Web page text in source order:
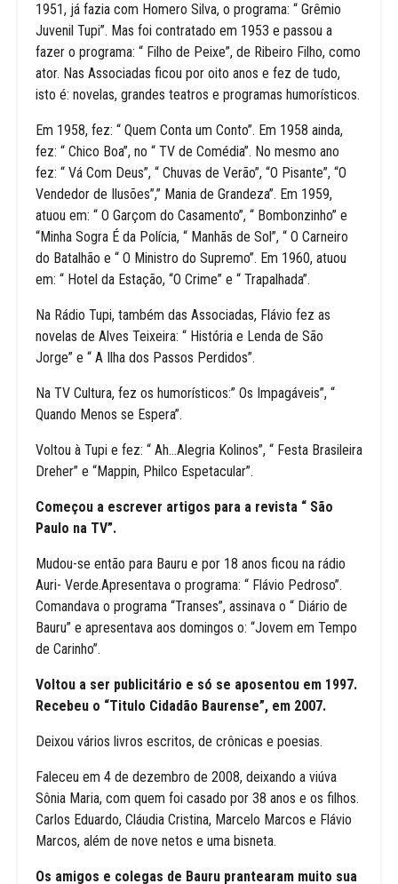
1951, já fazia com Homero Silva, o programa: “ Grêmio
Juvenil Tupi”. Mas foi contratado em 1953 e passou a
fazer o programa: “ Filho de Peixe”, de Ribeiro Filho, como
ator. Nas Associadas ficou por oito anos e fez de tudo,
isto é: novelas, grandes teatros e programas humorísticos.
Em 1958, fez: “ Quem Conta um Conto”. Em 1958 ainda,
fez: “ Chico Boa”, no “ TV de Comédia”. No mesmo ano
fez: “ Vá Com Deus”, “ Chuvas de Verão”, “O Pisante”, “O
Vendedor de Ilusões”,” Mania de Grandeza”. Em 1959,
atuou em: “ O Garçom do Casamento”, “ Bombonzinho” e
“Minha Sogra É da Polícia, “ Manhãs de Sol”, “ O Carneiro
do Batalhão e “ O Ministro do Supremo”. Em 1960, atuou
em: “ Hotel da Estação, “O Crime” e “ Trapalhada”.
Na Rádio Tupi, também das Associadas, Flávio fez as
novelas de Alves Teixeira: “ História e Lenda de São
Jorge” e “ A Ilha dos Passos Perdidos”.
Na TV Cultura, fez os humorísticos:” Os Impagáveis”, “
Quando Menos se Espera”.
Voltou à Tupi e fez: “ Ah…Alegria Kolinos”, “ Festa Brasileira
Dreher” e “Mappin, Philco Espetacular”.
Começou a escrever artigos para a revista “ São
Paulo na TV”.
Mudou-se então para Bauru e por 18 anos ficou na rádio
Auri- Verde.Apresentava o programa: “ Flávio Pedroso”.
Comandava o programa “Transes”, assinava o “ Diário de
Bauru” e apresentava aos domingos o: “Jovem em Tempo
de Carinho”.
Voltou a ser publicitário e só se aposentou em 1997.
Recebeu o “Titulo Cidadão Baurense”, em 2007.
Deixou vários livros escritos, de crônicas e poesias.
Faleceu em 4 de dezembro de 2008, deixando a viúva
Sônia Maria, com quem foi casado por 38 anos e os filhos.
Carlos Eduardo, Cláudia Cristina, Marcelo Marcos e Flávio
Marcos, além de nove netos e uma bisneta.
Os amigos e colegas de Bauru prantearam muito sua